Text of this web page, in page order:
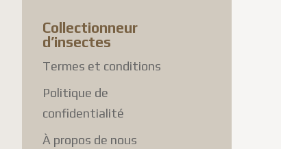
Collectionneur
d’insectes
Termes et conditions
Politique de
confidentialité
À propos de nous